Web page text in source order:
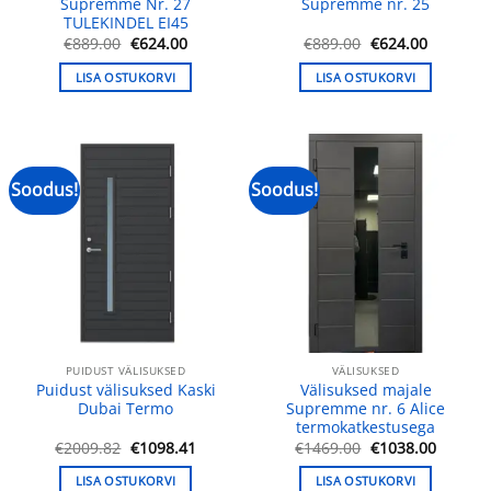
Supremme Nr. 27
TULEKINDEL EI45
€889.00 Algne
hind
oli:
€889.00.
€624.00Praegune
hind
on:
€624.00.
LISA OSTUKORVI
Supremme nr. 25
€889.00 Algne
hind
oli:
€889.00.
€624.00
hind
on:
€624.00.
LISA OSTUKORVI
Soodus!
PUIDUST VÄLISUKSED
Puidust välisuksed Kaski
Dubai Termo
€2009.82 Algne
hind
oli:
€1098.41
LISA OSTUKORVI
Soodus!
VÄLISUKSED
Välisuksed majale
Supremme nr. 6 Alice
termokatkestusega
€1469.00 Algne
hind
oli:
€1038.00
hind
LISA OSTUKORVI